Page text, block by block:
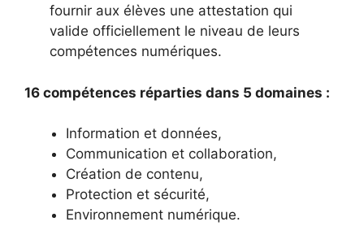
fournir aux élèves une attestation qui
valide officiellement le niveau de leurs
compétences numériques.
16 compétences réparties dans 5 domaines :
Information et données,
Communication et collaboration,
Création de contenu,
Protection et sécurité,
Environnement numérique.